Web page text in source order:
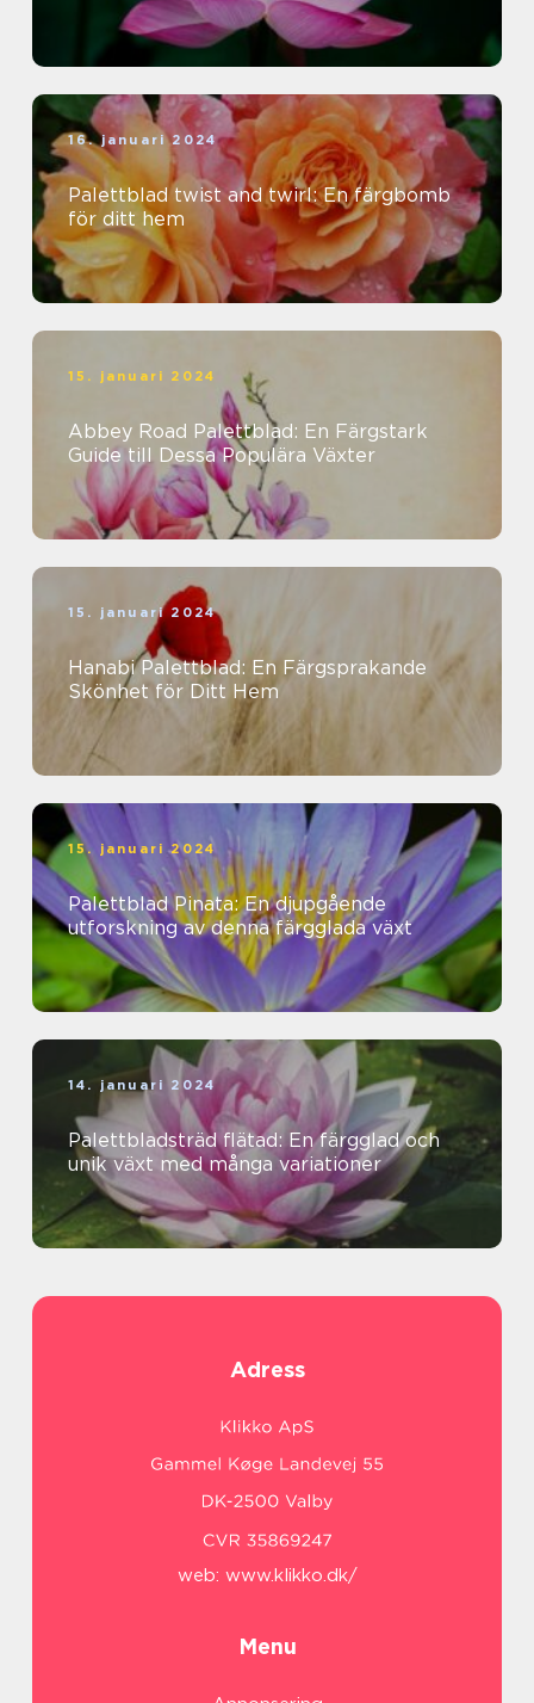
16. januari 2024
Palettblad twist and twirl: En färgbomb
för ditt hem
15. januari 2024
Abbey Road Palettblad: En Färgstark
Guide till Dessa Populära Växter
15. januari 2024
Hanabi Palettblad: En Färgsprakande
Skönhet för Ditt Hem
15. januari 2024
Palettblad Pinata: En djupgående
utforskning av denna färgglada växt
14. januari 2024
Palettbladsträd flätad: En färgglad och
unik växt med många variationer
Adress
web: www.klikko.dk/
Menu